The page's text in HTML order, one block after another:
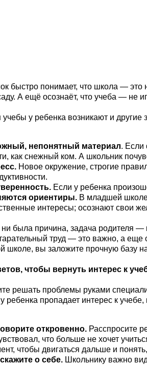
быстро понимает, что школа — это
А ещё осознаёт, что учеба — не
у ребенка возникают и
непонятный материал. Если
как снежный ком. А школьник
Новое окружение, строгие
Если у ребенка
ориентиры. В младшей школе
интересы; осознают свои
была причина, задача родителя —
труд — это важно, а
школе, вы заложите прочную базу
чтобы вернуть интерес к
решать проблемы руками
ребенка пропадает интерес к
откровенно. Расспросите
что больше не хочет
чтобы двигаться дальше и
о себе. Школьнику важно